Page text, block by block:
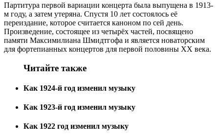
Партитура первой вариации концерта была выпущена в 1913-
м году, а затем утеряна. Спустя 10 лет состоялось её
переиздание, которое считается каноном по сей день.
Произведение, состоящее из четырёх частей, посвящено
памяти Максимилиана Шмидтгофа и является новаторским
для фортепианных концертов для первой половины XX века.
Читайте также
Как 1924-й год изменил музыку
Как 1923-й год изменил музыку
Как 1922 год изменил музыку